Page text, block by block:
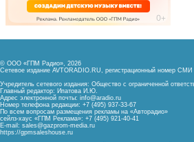
© ООО «ГПМ Радио», 2026
Сетевое издание AVTORADIO.RU, регистрационный номер СМИ
Учредитель сетевого издания: Общество с ограниченной
Главный редактор: Ипатова И.Ю.
Адрес электронной почты: info@aradio.ru
Номер телефона редакции: +7 (495) 937-33-67
По всем вопросам размещения рекламы на «Авторадио»
сейлз-хаус «ГПМ Реклама»: +7 (495) 921-40-41
E-mail: sales@gazprom-media.ru
https://gpmsaleshouse.ru